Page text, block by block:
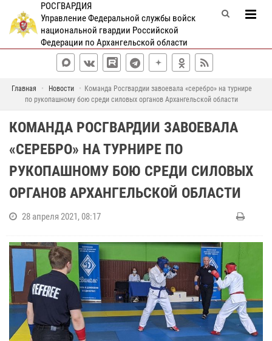
РОСГВАРДИЯ
Управление Федеральной службы войск
национальной гвардии Российской
Федерации по Архангельской области
Главная Новости
Команда Росгвардии завоевала «серебро» на турнире
по рукопашному бою среди силовых органов Архангельской области
КОМАНДА РОСГВАРДИИ ЗАВОЕВАЛА
«СЕРЕБРО» НА ТУРНИРЕ ПО
РУКОПАШНОМУ БОЮ СРЕДИ СИЛОВЫХ
ОРГАНОВ АРХАНГЕЛЬСКОЙ ОБЛАСТИ
28 апреля 2021, 08:17